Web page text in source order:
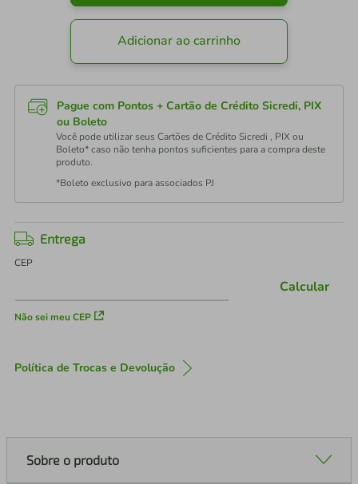
Adicionar ao carrinho
Pague com Pontos + Cartão de Crédito Sicredi, PIX
ou Boleto
Você pode utilizar seus Cartões de Crédito Sicredi , PIX ou
Boleto* caso não tenha pontos suficientes para a compra deste
produto.
*Boleto exclusivo para associados PJ
Entrega
CEP
Não sei meu CEP
Calcular
Política de Trocas e Devolução
Sobre o produto